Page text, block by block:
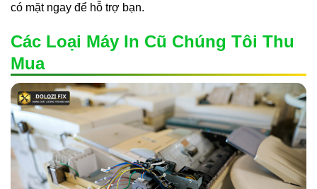
có mặt ngay để hỗ trợ bạn.
Các Loại Máy In Cũ Chúng Tôi Thu
Mua